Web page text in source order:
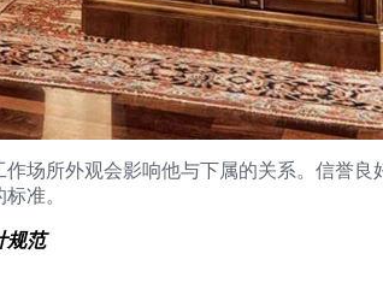
场所外观会影响他与下属的关系。信誉
准。
规范